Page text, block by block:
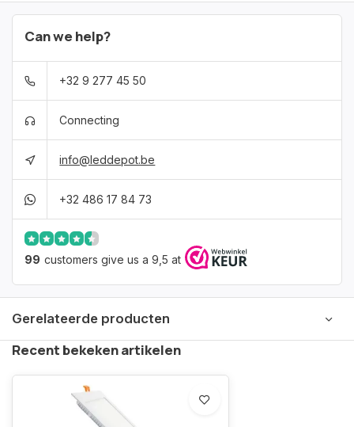
Can we help?
+32 9 277 45 50
Connecting
info@leddepot.be
+32 486 17 84 73
99 customers give us a 9,5 at
Gerelateerde producten
Recent bekeken artikelen